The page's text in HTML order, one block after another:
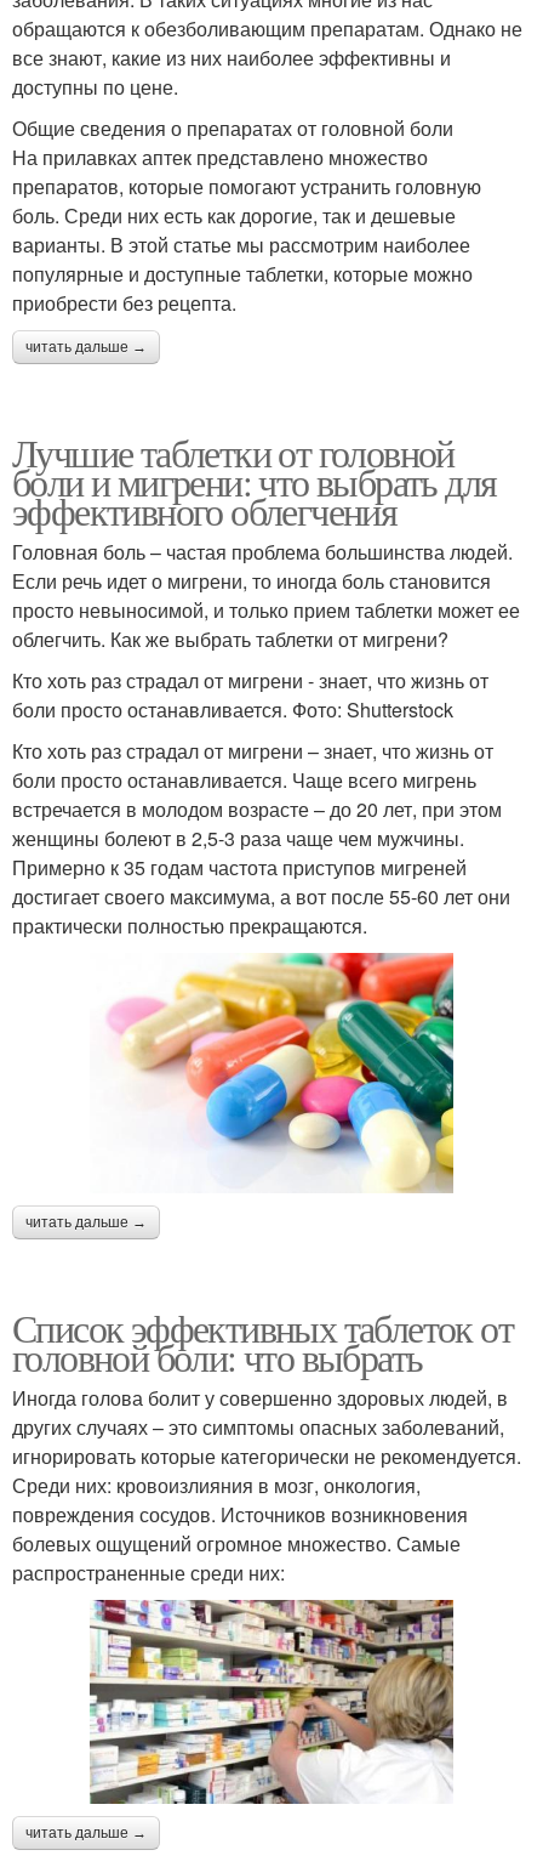
обращаются к обезболивающим препаратам. Однако не
все знают, какие из них наиболее эффективны и
доступны по цене.
Общие сведения о препаратах от головной боли
На прилавках аптек представлено множество
препаратов, которые помогают устранить головную
боль. Среди них есть как дорогие, так и дешевые
варианты. В этой статье мы рассмотрим наиболее
популярные и доступные таблетки, которые можно
приобрести без рецепта.
читать дальше →
Лучшие таблетки от головной
боли и мигрени: что выбрать для
эффективного облегчения
Головная боль – частая проблема большинства людей.
Если речь идет о мигрени, то иногда боль становится
просто невыносимой, и только прием таблетки может ее
облегчить. Как же выбрать таблетки от мигрени?
Кто хоть раз страдал от мигрени - знает, что жизнь от
боли просто останавливается. Фото: Shutterstock
Кто хоть раз страдал от мигрени – знает, что жизнь от
боли просто останавливается. Чаще всего мигрень
встречается в молодом возрасте – до 20 лет, при этом
женщины болеют в 2,5-3 раза чаще чем мужчины.
Примерно к 35 годам частота приступов мигреней
достигает своего максимума, а вот после 55-60 лет они
практически полностью прекращаются.
читать дальше →
Список эффективных таблеток от
головной боли: что выбрать
Иногда голова болит у совершенно здоровых людей, в
других случаях – это симптомы опасных заболеваний,
игнорировать которые категорически не рекомендуется.
Среди них: кровоизлияния в мозг, онкология,
повреждения сосудов. Источников возникновения
болевых ощущений огромное множество. Самые
распространенные среди них:
читать дальше →